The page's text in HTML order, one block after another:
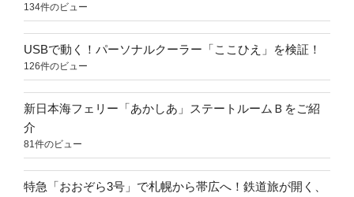
134件のビュー
USBで動く！パーソナルクーラー「ここひえ」を検証！
126件のビュー
新日本海フェリー「あかしあ」ステートルームＢをご紹
介
81件のビュー
特急「おおぞら3号」で札幌から帯広へ！鉄道旅が開く、